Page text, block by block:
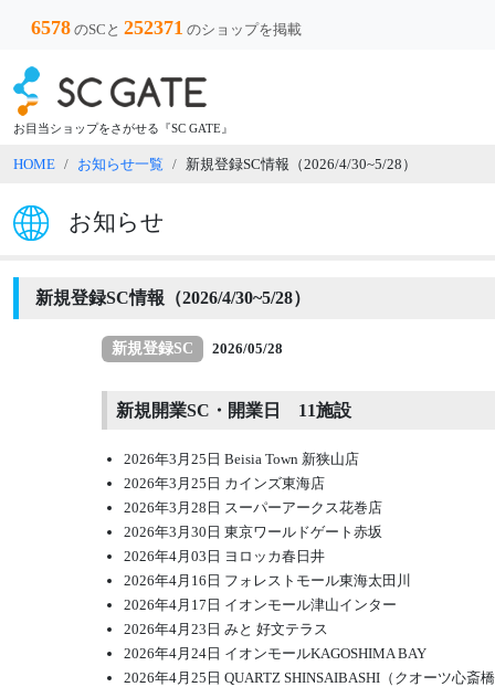
6578 のSCと 252371 のショップを掲載
お目当ショップをさがせる『SC GATE』
HOME お知らせ一覧 新規登録SC情報（2026/4/30~5/28）
お知らせ
新規登録SC情報（2026/4/30~5/28）
新規登録SC 2026/05/28
新規開業SC・開業日 11施設
2026年3月25日 Beisia Town 新狭山店
2026年3月25日 カインズ東海店
2026年3月28日 スーパーアークス花巻店
2026年3月30日 東京ワールドゲート赤坂
2026年4月03日 ヨロッカ春日井
2026年4月16日 フォレストモール東海太田川
2026年4月17日 イオンモール津山インター
2026年4月23日 みと 好文テラス
2026年4月24日 イオンモールKAGOSHIMA BAY
2026年4月25日 QUARTZ SHINSAIBASHI（クオーツ心斎